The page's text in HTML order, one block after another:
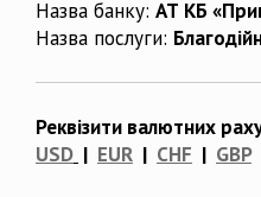
Назва банку: АТ КБ
Назва послуги:
Реквізити валютних
USD | EUR | CHF | GBP